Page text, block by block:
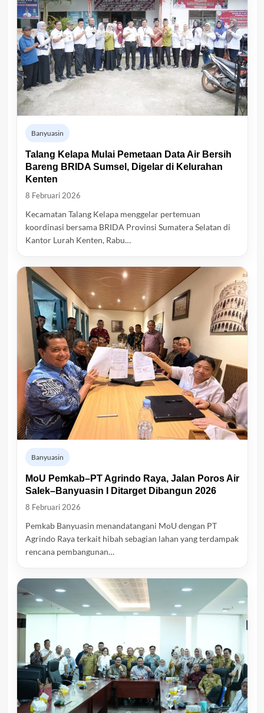
Banyuasin
Talang Kelapa Mulai Pemetaan Data Air Bersih
Bareng BRIDA Sumsel, Digelar di Kelurahan
Kenten
8 Februari 2026
Kecamatan Talang Kelapa menggelar pertemuan
koordinasi bersama BRIDA Provinsi Sumatera Selatan di
Kantor Lurah Kenten, Rabu…
Banyuasin
MoU Pemkab–PT Agrindo Raya, Jalan Poros Air
Salek–Banyuasin I Ditarget Dibangun 2026
8 Februari 2026
Pemkab Banyuasin menandatangani MoU dengan PT
Agrindo Raya terkait hibah sebagian lahan yang terdampak
rencana pembangunan…